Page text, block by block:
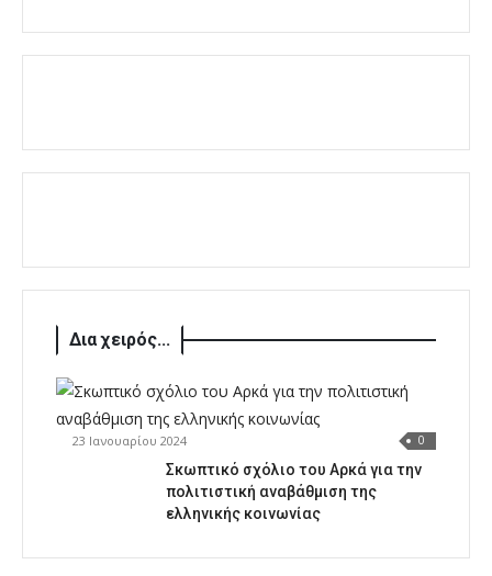
Δια χειρός...
23 Ιανουαρίου 2024 0
Σκωπτικό σχόλιο του Αρκά για την
πολιτιστική αναβάθμιση της
ελληνικής κοινωνίας